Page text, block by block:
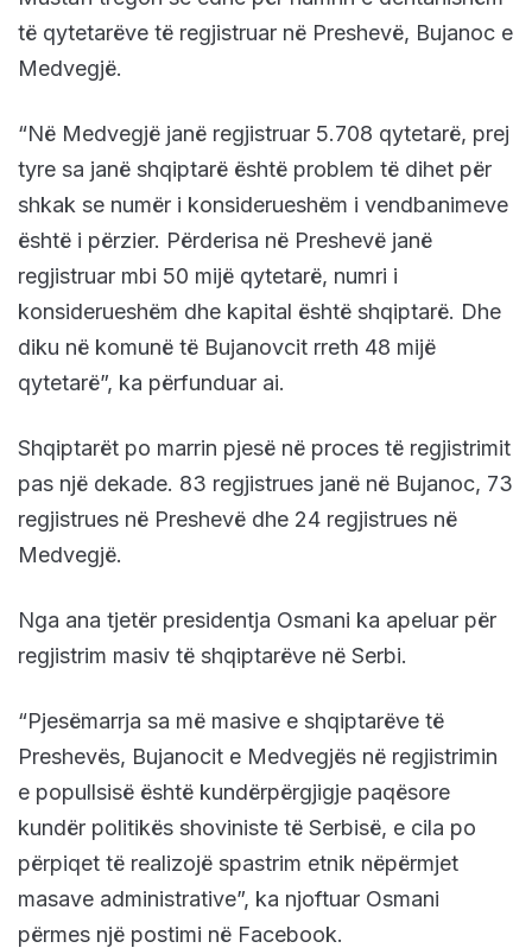
të qytetarëve të regjistruar në Preshevë, Bujanoc e
Medvegjë.
“Në Medvegjë janë regjistruar 5.708 qytetarë, prej
tyre sa janë shqiptarë është problem të dihet për
shkak se numër i konsiderueshëm i vendbanimeve
është i përzier. Përderisa në Preshevë janë
regjistruar mbi 50 mijë qytetarë, numri i
konsiderueshëm dhe kapital është shqiptarë. Dhe
diku në komunë të Bujanovcit rreth 48 mijë
qytetarë”, ka përfunduar ai.
Shqiptarët po marrin pjesë në proces të regjistrimit
pas një dekade. 83 regjistrues janë në Bujanoc, 73
regjistrues në Preshevë dhe 24 regjistrues në
Medvegjë.
Nga ana tjetër presidentja Osmani ka apeluar për
regjistrim masiv të shqiptarëve në Serbi.
“Pjesëmarrja sa më masive e shqiptarëve të
Preshevës, Bujanocit e Medvegjës në regjistrimin
e popullsisë është kundërpërgjigje paqësore
kundër politikës shoviniste të Serbisë, e cila po
përpiqet të realizojë spastrim etnik nëpërmjet
masave administrative”, ka njoftuar Osmani
përmes një postimi në Facebook.